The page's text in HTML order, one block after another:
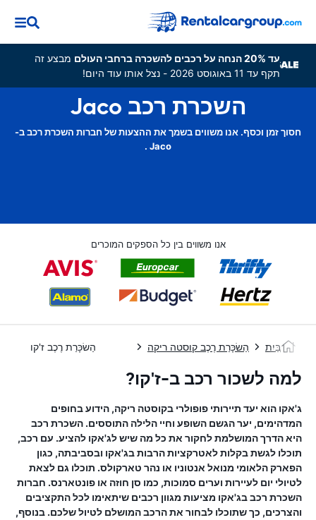
עד 20% הנחה על רכבים להשכרה ברחבי העולם
מבצע זה
תקף עד 11 באוגוסט 2026 - נצל אותו עוד היום!
השכרת רכב Jaco
חסוך זמן וכסף. אנו משווים בשמך את ההצעות של חברות השכרת רכב ב-
Jaco .
אנו משווים בין כל הספקים המוכרים
בַּיִת הַשׂכָּרַת רֶכֶב קוסטה ריקה הַשׂכָּרַת רֶכֶב ז'קו
למה לשכור רכב ב-ז'קו?
ג'אקו הוא יעד תיירותי פופולרי בקוסטה ריקה, הידוע בחופים
המדהימים, יער הגשם השופע וחיי הלילה התוססים. השכרת רכב
היא הדרך המושלמת לחקור את כל מה שיש לג'אקו להציע. עם רכב,
תוכלו לגשת בקלות לאטרקציות הרבות בג'אקו ובסביבתה, כגון
הפארק הלאומי מנואל אנטוניו או נהר טארקולס. תוכלו גם לצאת
לטיולי יום לעיירות וערים סמוכות, כמו סן חוזה או פונטארנס. חברות
השכרת רכב בג'אקו מציעות מגוון רכבים שיתאימו לכל התקציבים
והצרכים, כך שתוכלו לבחור את הרכב המושלם לטיול שלכם. בנוסף,